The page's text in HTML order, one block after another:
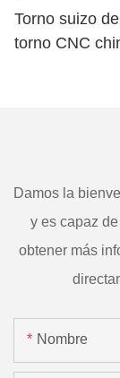
Torno suizo
torno CNC
Damos la
y es capaz
obtener más
Nombre